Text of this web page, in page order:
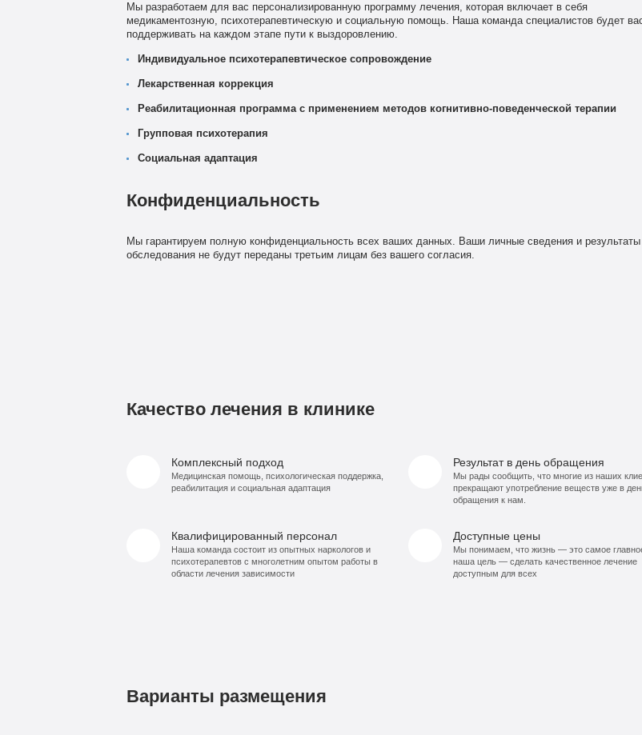
Мы разработаем для вас персонализированную программу лечения, которая включает в себя
медикаментозную, психотерапевтическую и социальную помощь. Наша команда специалистов будет
поддерживать на каждом этапе пути к выздоровлению.
Индивидуальное психотерапевтическое сопровождение
Лекарственная коррекция
Реабилитационная программа с применением методов когнитивно-поведенческой терапии
Групповая психотерапия
Социальная адаптация
Конфиденциальность
Мы гарантируем полную конфиденциальность всех ваших данных. Ваши личные сведения и результаты
обследования не будут переданы третьим лицам без вашего согласия.
Качество лечения в клинике
Комплексный подход
Медицинская помощь, психологическая поддержка,
реабилитация и социальная адаптация
Результат в день обращения
Мы рады сообщить, что многие из наших
прекращают употребление веществ уже в
обращения к нам.
Квалифицированный персонал
Наша команда состоит из опытных наркологов и
психотерапевтов с многолетним опытом работы в
области лечения зависимости
Доступные цены
Мы понимаем, что жизнь — это самое
наша цель — сделать качественное лечение
доступным для всех
Варианты размещения